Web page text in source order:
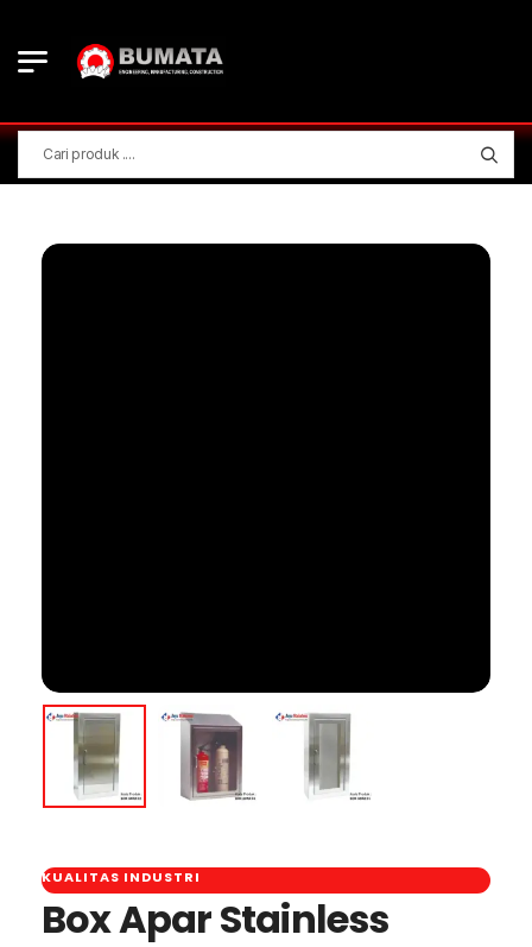
KUALITAS INDUSTRI
Box Apar Stainless